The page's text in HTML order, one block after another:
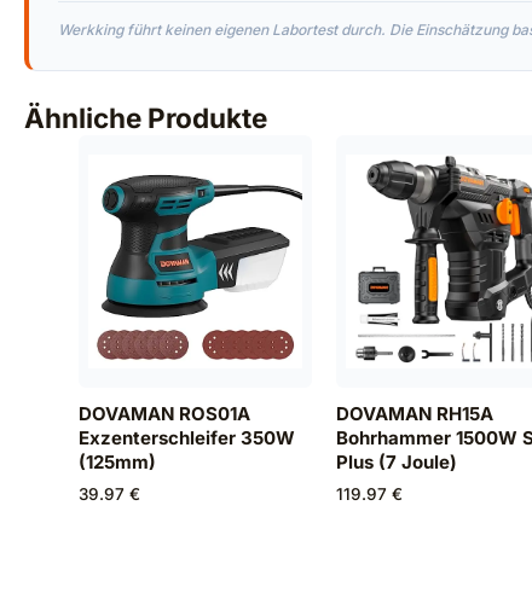
Werkking führt keinen eigenen Labortest durch. Die Einschätzung
Ähnliche Produkte
DOVAMAN ROS01A
Exzenterschleifer 350W
(125mm)
39.97 €
DOVAMAN RH15A
Bohrhammer 1500W
Plus (7 Joule)
119.97 €